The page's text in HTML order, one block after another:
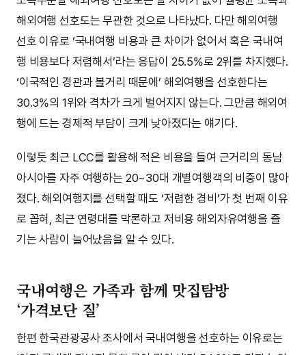
해외여행 선호도는 무관한 것으로 나타났다. 다만 해외여행
선호 이유로 ‘국내여행 비용과 큰 차이가 없어서 혹은 국내여
행 비용보다 저렴해서’라는 응답이 25.5%로 2위를 차지했다.
‘이국적인 경관과 볼거리 때문에’ 해외여행을 선호한다는
30.3%의 1위와 격차가 크게 벌어지지 않는다. 그만큼 해외여
행에 드는 경제적 부담이 크게 낮아졌다는 얘기다.
이렇듯 최근 LCC를 활용해 적은 비용을 들여 근거리의 동남
아시아를 자주 여행하는 20~30대 개별여행객의 비중이 많아
졌다. 해외여행지를 선택할 때도 ‘저렴한 경비’가 첫 번째 이유
로 꼽혀, 최근 연령대를 막론하고 저비용 해외자유여행을 즐
기는 사람이 늘어났음을 알 수 있다.
국내여행은 가족과 함께 맛집탐방
‘가격보단 질’
한편 한국관광공사 조사에서 국내여행을 선호하는 이유로는